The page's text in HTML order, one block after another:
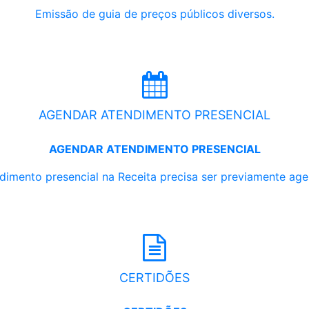
Emissão de guia de preços públicos diversos.
AGENDAR ATENDIMENTO PRESENCIAL
AGENDAR ATENDIMENTO PRESENCIAL
presencial na Receita precisa ser previamente
CERTIDÕES